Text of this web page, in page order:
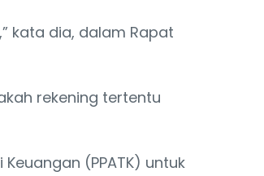
kata dia, dalam Rapat
rekening tertentu
(PPATK) untuk